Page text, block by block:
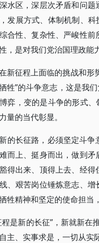
水区，深层次矛盾和问
发展方式、体制机制、
合性、复杂性、严峻性
，是对我们党治国理政能
新征程上面临的挑战和形
牲”的斗争意志，这是我
弈，变的是斗争的形式
量的当代彰显。
的长征路，必须坚定斗
而上、挺身而出，做到
得出来、顶得上去、经
、艰苦岗位锤炼意志、
牲精神和坚定的使命担当
程是新的长征”，新就新在
主、实事求是，一切从实